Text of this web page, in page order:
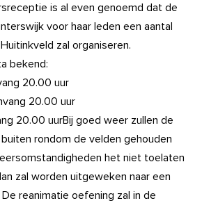
is al even genoemd dat de
voor haar leden een aantal
zal organiseren.
bekend:
20.00 uur
20.00 uur
20.00 uurBij goed weer zullen de
rondom de velden gehouden
het niet toelaten
zal worden uitgeweken naar een
reanimatie oefening zal in de